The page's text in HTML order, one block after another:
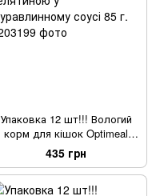
Упаковка 12 шт!!! Вологий
корм для кішок Optimeal
(Оптиміл) з телятиною у
журавлинному соусі 85 г.
435 грн